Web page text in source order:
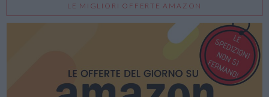
LE MIGLIORI OFFERTE AMAZON